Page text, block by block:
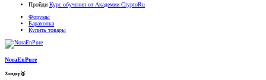
Пройди Курс обучения от Академии CryptoRu
Форумы
Барахолка
Купить товары
NoraEnPure
Холдер🥉